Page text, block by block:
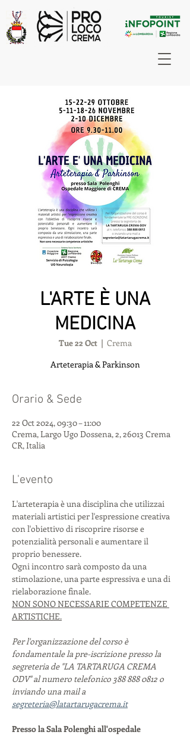
L'ARTE È UNA
MEDICINA
Tue 22 Oct
  |
Crema
Arteterapia & Parkinson
Orario & Sede
22 Oct 2024, 09:30 – 11:00
Crema, Largo Ugo Dossena, 2, 26013 Crema
CR, Italia
L'evento
L'arteterapia è una disciplina che utilizzai
materiali artistici per l'espressione creativa
con l'obiettivo di riscoprire risorse e
potenzialità personali e aumentare il
proprio benessere.
Ogni incontro sarà composto da una
stimolazione, una parte espressiva e una di
rielaborazione finale.
NON SONO NECESSARIE COMPETENZE
ARTISTICHE.
Per l'organizzazione del corso è
fondamentale la pre-iscrizione presso la
segreteria de "LA TARTARUGA CREMA
ODV" al numero telefonico 388 888 0812 o
inviando una mail a
segreteria@latartarugacrema.it
Presso la Sala Polenghi all'ospedale